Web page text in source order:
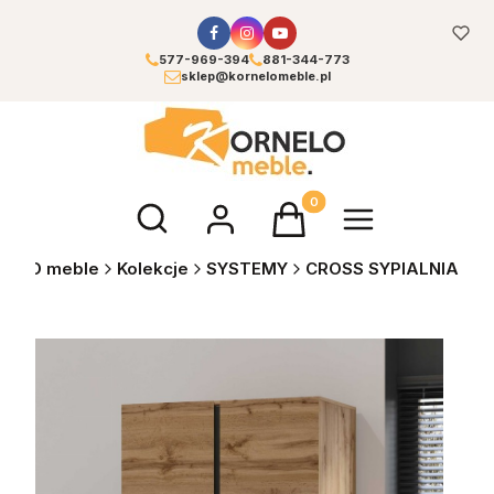
577-969-394
881-344-773
sklep@kornelomeble.pl
Otwórz wyszukiwarkęProdukty w koszyku: 0.
meble Kolekcje SYSTEMY CROSS SYPIALNIA